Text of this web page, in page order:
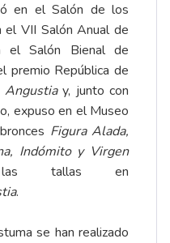
en el Salón de los
VII Salón Anual de
el Salón Bienal de
premio República de
Angustiay, junto con
expuso en el Museo
Figura Alada,
Indómito y Virgen
tallas en
.
se han realizado